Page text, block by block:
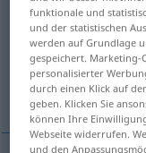
Übersicht aller
(Für mehr Details die
zweckmäßig,
funktionale und
und der statistischen
werden auf Grundlage
gespeichert. Marketing-
personalisierter
durch einen Klick auf
geben. Klicken Sie
können Ihre
Webseite widerrufen.
und den